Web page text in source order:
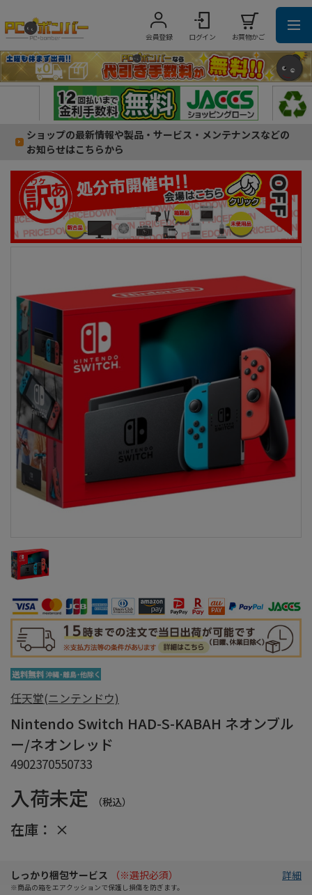
会員登録 ログイン お買物かご
ショップの最新情報や製品・サービス・メンテナンスなどの
お知らせはこちらから
任天堂(ニンテンドウ)
Nintendo Switch HAD-S-KABAH ネオンブル
ー/ネオンレッド
4902370550733
入荷未定 （税込）
在庫： ×
しっかり梱包サービス （※選択必須）
※商品の箱をエアクッションで保護し損傷を防ぎます。
詳細